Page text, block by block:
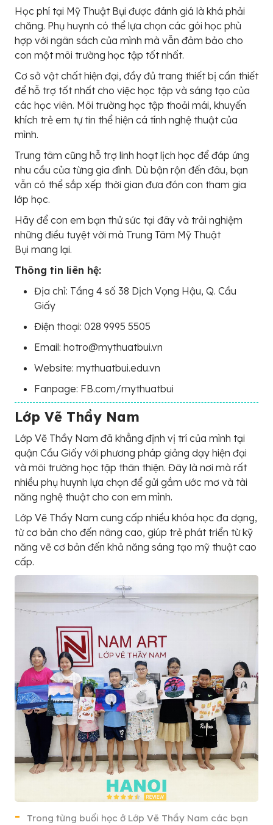
Học phí tại Mỹ Thuật Bụi được đánh giá là khá phải
chăng. Phụ huynh có thể lựa chọn các gói học phù
hợp với ngân sách của mình mà vẫn đảm bảo cho
con một môi trường học tập tốt nhất.
Cơ sở vật chất hiện đại, đầy đủ trang thiết bị cần thiết
để hỗ trợ tốt nhất cho việc học tập và sáng tạo của
các học viên. Môi trường học tập thoải mái, khuyến
khích trẻ em tự tin thể hiện cá tính nghệ thuật của
mình.
Trung tâm cũng hỗ trợ linh hoạt lịch học để đáp ứng
nhu cầu của từng gia đình. Dù bận rộn đến đâu, bạn
vẫn có thể sắp xếp thời gian đưa đón con tham gia
lớp học.
Hãy để con em bạn thử sức tại đây và trải nghiệm
những điều tuyệt vời mà Trung Tâm Mỹ Thuật
Bụi mang lại.
Thông tin liên hệ:
Địa chỉ: Tầng 4 số 38 Dịch Vọng Hậu, Q. Cầu
Giấy
Điện thoại: 028 9995 5505
Email: hotro@mythuatbui.vn
Website: mythuatbui.edu.vn
Fanpage: FB.com/mythuatbui
Lớp Vẽ Thầy Nam
Lớp Vẽ Thầy Nam đã khẳng định vị trí của mình tại
quận Cầu Giấy với phương pháp giảng dạy hiện đại
và môi trường học tập thân thiện. Đây là nơi mà rất
nhiều phụ huynh lựa chọn để gửi gắm ước mơ và tài
năng nghệ thuật cho con em mình.
Lớp Vẽ Thầy Nam cung cấp nhiều khóa học đa dạng,
từ cơ bản cho đến nâng cao, giúp trẻ phát triển từ kỹ
năng vẽ cơ bản đến khả năng sáng tạo mỹ thuật cao
cấp.
Trong từng buổi học ở Lớp Vẽ Thầy Nam các bạn